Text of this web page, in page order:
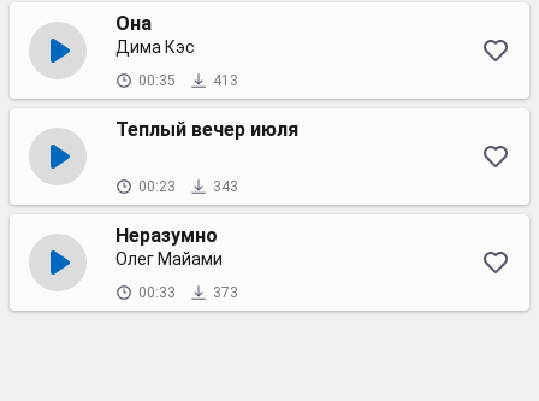
Она
Дима Кэс
00:35 413
Теплый вечер июля
00:23 343
Неразумно
Олег Майами
00:33 373